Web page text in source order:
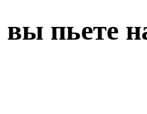
пьете